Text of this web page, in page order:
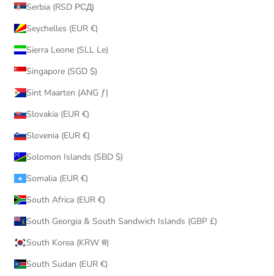
Serbia (RSD РСД)
Seychelles (EUR €)
Sierra Leone (SLL Le)
Singapore (SGD $)
Sint Maarten (ANG ƒ)
Slovakia (EUR €)
Slovenia (EUR €)
Solomon Islands (SBD $)
Somalia (EUR €)
South Africa (EUR €)
South Georgia & South Sandwich Islands (GBP £)
South Korea (KRW ₩)
South Sudan (EUR €)